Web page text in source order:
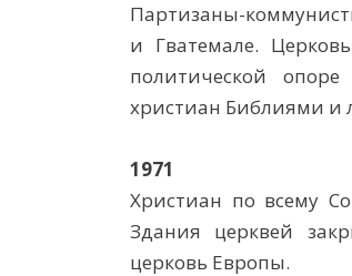
Партизаны-
и Гватемале.
политической
христиан Библиями и
1971
Христиан по всему
Здания церквей
церковь Европы.